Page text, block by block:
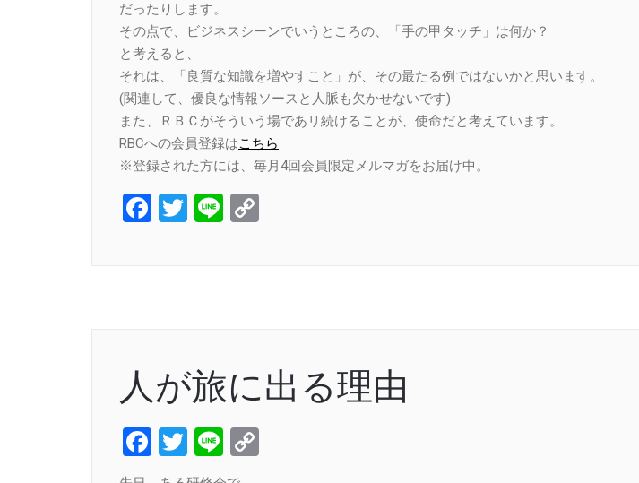
だったりします。
その点で、ビジネスシーンでいうところの、「手の甲タッチ」は何か？
と考えると、
それは、「良質な知識を増やすこと」が、その最たる例ではないかと思います。
(関連して、優良な情報ソースと人脈も欠かせないです)
また、ＲＢＣがそういう場であリ続けることが、使命だと考えています。
RBCへの会員登録はこちら
※登録された方には、毎月4回会員限定メルマガをお届け中。
Facebook
Twitter
Line
人が旅に出る理由
Facebook
Twitter
Line